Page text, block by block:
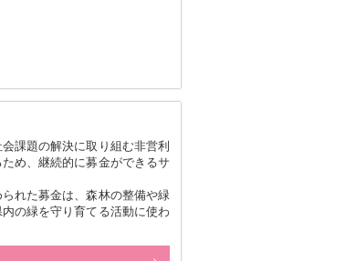
会課題の解決に取り組む非営利
め、継続的に募金ができるサ
れた募金は、森林の整備や緑
の緑を守り育てる活動に使わ